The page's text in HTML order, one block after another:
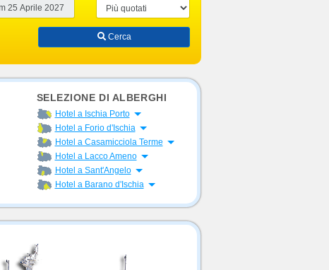
Cerca
SELEZIONE DI ALBERGHI
Hotel a Ischia Porto Apri menu
Hotel a Forio d'Ischia Apri menu
Hotel a Casamicciola Terme Apri menu
Hotel a Lacco Ameno Apri menu
Hotel a Sant'Angelo Apri menu
Hotel a Barano d'Ischia Apri menu